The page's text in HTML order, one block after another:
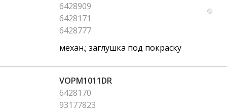
6428909
6428171
6428777
механ.; заглушка под покраску
VOPM1011DR
6428170
93177823